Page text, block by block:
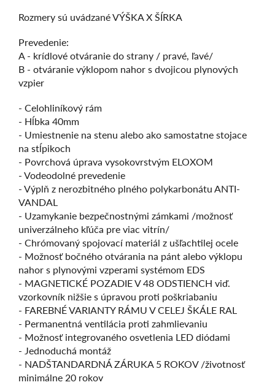
Rozmery sú uvádzané VÝŠKA X ŠÍRKA
Prevedenie:
A - krídlové otváranie do strany / pravé, ľavé/
B - otváranie výklopom nahor s dvojicou plynových
vzpier
- Celohliníkový rám
- Hĺbka 40mm
- Umiestnenie na stenu alebo ako samostatne stojace
na stĺpikoch
- Povrchová úprava vysokovrstvým ELOXOM
- Vodeodolné prevedenie
- Výplň z nerozbitného plného polykarbonátu ANTI-
VANDAL
- Uzamykanie bezpečnostnými zámkami /možnosť
univerzálneho kľúča pre viac vitrín/
- Chrómovaný spojovací materiál z ušľachtilej ocele
- Možnosť bočného otvárania na pánt alebo výklopu
nahor s plynovými vzperami systémom EDS
- MAGNETICKÉ POZADIE V 48 ODSTIENCH viď.
vzorkovník nižšie s úpravou proti poškriabaniu
- FAREBNÉ VARIANTY RÁMU V CELEJ ŠKÁLE RAL
- Permanentná ventilácia proti zahmlievaniu
- Možnosť integrovaného osvetlenia LED diódami
- Jednoduchá montáž
- NADŠTANDARDNÁ ZÁRUKA 5 ROKOV /životnosť
minimálne 20 rokov